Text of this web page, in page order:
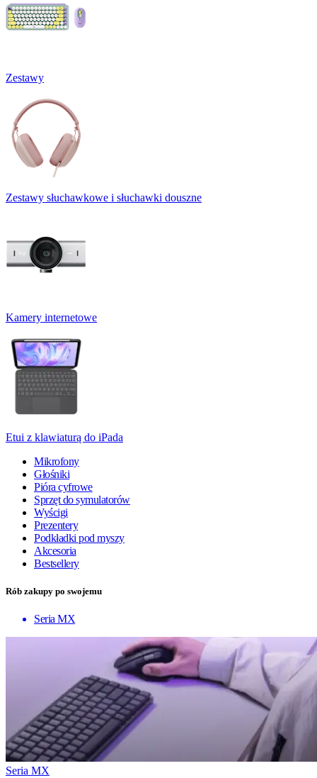
Zestawy
Zestawy słuchawkowe i słuchawki douszne
Kamery internetowe
Etui z klawiaturą do iPada
Mikrofony
Głośniki
Pióra cyfrowe
Sprzęt do symulatorów
Wyścigi
Prezentery
Podkładki pod myszy
Akcesoria
Bestsellery
Rób zakupy po swojemu
Seria MX
Seria MX